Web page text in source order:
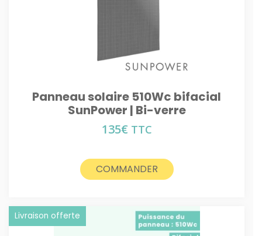
Panneau solaire 510Wc bifacial
SunPower | Bi-verre
135€ TTC
COMMANDER
Livraison offerte